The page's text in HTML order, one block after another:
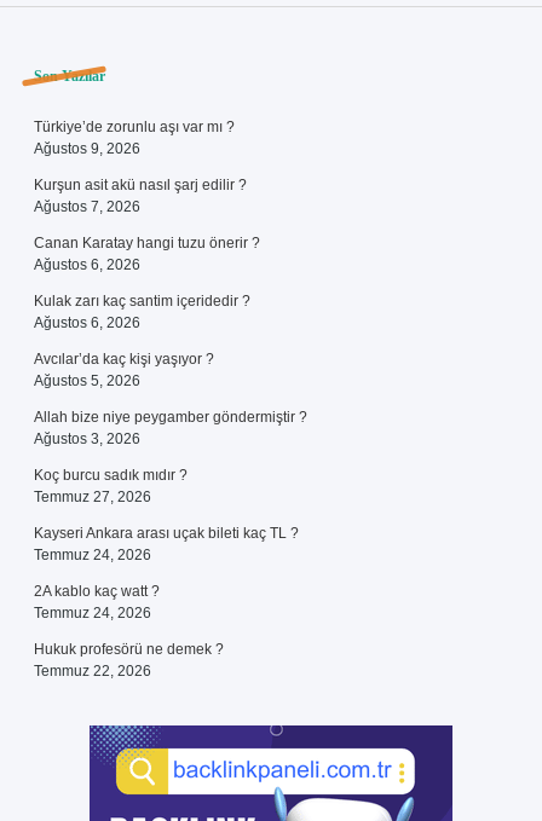
Sidebar
Son Yazılar
Türkiye’de zorunlu aşı var mı ?
Ağustos 9, 2026
Kurşun asit akü nasıl şarj edilir ?
Ağustos 7, 2026
Canan Karatay hangi tuzu önerir ?
Ağustos 6, 2026
Kulak zarı kaç santim içeridedir ?
Ağustos 6, 2026
Avcılar’da kaç kişi yaşıyor ?
Ağustos 5, 2026
Allah bize niye peygamber göndermiştir ?
Ağustos 3, 2026
Koç burcu sadık mıdır ?
Temmuz 27, 2026
Kayseri Ankara arası uçak bileti kaç TL ?
Temmuz 24, 2026
2A kablo kaç watt ?
Temmuz 24, 2026
Hukuk profesörü ne demek ?
Temmuz 22, 2026